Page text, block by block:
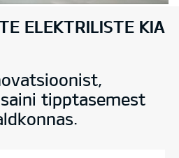
ELEKTRILISTE KIA
tipptasemest